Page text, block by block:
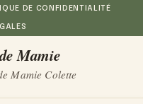
DE CONFIDENTIALITÉ
Mamie
Mamie Colette